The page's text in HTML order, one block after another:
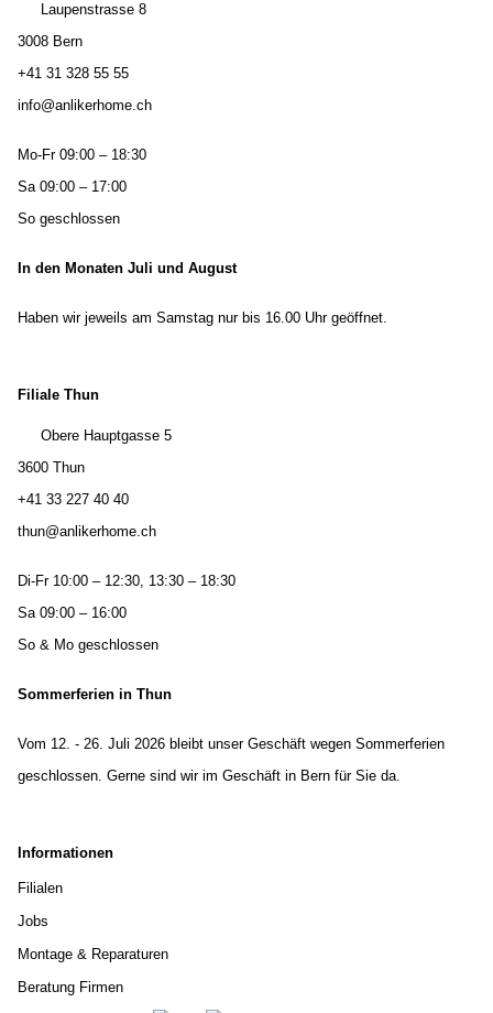
Informationen
Filialen
Jobs
Montage & Reparaturen
Beratung Firmen
Laupenstrasse 8
3008 Bern
+41 31 328 55 55
info@anlikerhome.ch
Mo-Fr 09:00 – 18:30
Sa 09:00 – 17:00
So geschlossen
In den Monaten Juli und August
Haben wir jeweils am Samstag nur bis 16.00 Uhr geöffnet.
Filiale Thun
Obere Hauptgasse 5
3600 Thun
+41 33 227 40 40
thun@anlikerhome.ch
Di-Fr 10:00 – 12:30, 13:30 – 18:30
Sa 09:00 – 16:00
So & Mo geschlossen
Sommerferien in Thun
Vom 12. - 26. Juli 2026 bleibt unser Geschäft wegen Sommerferien
geschlossen. Gerne sind wir im Geschäft in Bern für Sie da.